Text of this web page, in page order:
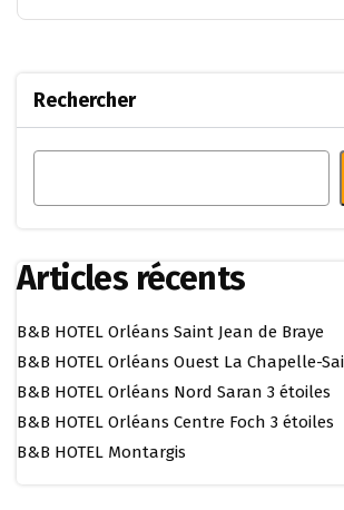
Rechercher
Articles récents
B&B HOTEL Orléans Saint Jean de Braye
B&B HOTEL Orléans Ouest La Chapelle-
B&B HOTEL Orléans Nord Saran 3 étoiles
B&B HOTEL Orléans Centre Foch 3 étoiles
B&B HOTEL Montargis